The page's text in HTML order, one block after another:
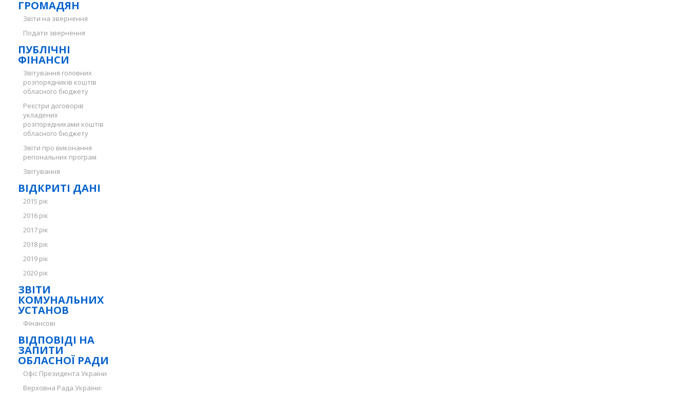
ГРОМАДЯН
Звіти на звернення
Подати звернення
ПУБЛІЧНІ
ФІНАНСИ
Звітування головних
розпорядників коштів
обласного бюджету
Реєстри договорів
укладених
розпорядниками коштів
обласного бюджету
Звіти про виконання
регіональних програм
Звітування
ВІДКРИТІ ДАНІ
2015 рік
2016 рік
2017 рік
2018 рік
2019 рік
2020 рік
ЗВІТИ
КОМУНАЛЬНИХ
УСТАНОВ
Фінансові
ВІДПОВІДІ НА
ЗАПИТИ
ОБЛАСНОЇ РАДИ
Офіс Президента України
Верховна Рада України: